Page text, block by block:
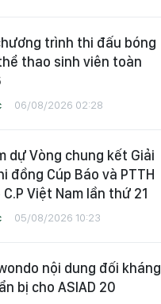
trình thi đấu bóng
thao sinh viên toàn
06/08/2026 02:28
dự Vòng chung kết Giải
đồng Cúp Báo và PTTH
Việt Nam lần thứ 21
05/08/2026 10:23
nội dung đối kháng
bị cho ASIAD 20